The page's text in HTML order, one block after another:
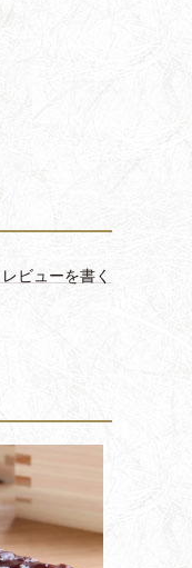
レビューを書く